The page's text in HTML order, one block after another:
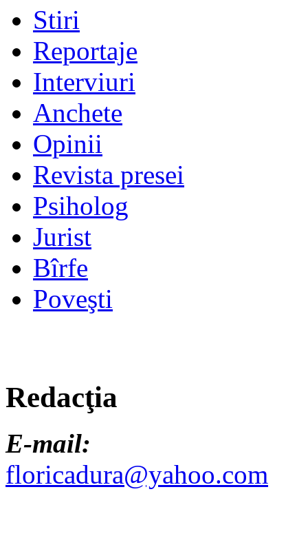
Stiri
Reportaje
Interviuri
Anchete
Opinii
Revista presei
Psiholog
Jurist
Bîrfe
Poveşti
Redacţia
E-mail:
floricadura@yahoo.com